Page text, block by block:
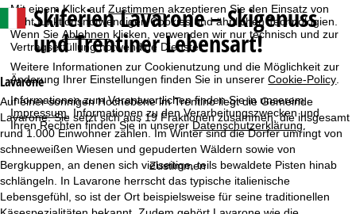
Mit einem Klick aufZustimmen akzeptieren Sie den Einsatz von
nicht funktionsnotwendigen Cookies und ähnlichen Technologien.
Wenn SieAblehnen klicken, verwenden wir nur technisch und zur
Vertragserfüllung notwendige Dienste.
Weitere Informationen zur Cookienutzung und die Möglichkeit zur
Änderung Ihrer Einstellungen finden Sie in unsererCookie-Policy
Informationen zum Verantwortlichen finden Sie in unserem
Impressum . Informationen zu den Verarbeitungszwecken und
Ihren Rechten finden Sie in unsererDatenschutzerklärung.
Zustimmen
t
a
r
t
e
i
SkiferienLavarone – Skigenuss
und Trentiner Lebensart!
Lavarone
Auf einer sonnigen Hochebene im Trentino liegt die Gemeinde
Lavarone. Sie setzt sich aus 19 Fraktionen zusammen, die insgesamt
rund 1.000 Einwohner zählen. Im Winter sind die Dörfer umringt von
schneeweißen Wiesen und gepuderten Wäldern sowie von
Bergkuppen, an denen sich vielseitige, teils bewaldete Pisten hinab
schlängeln. In Lavarone herrscht das typische italienische
Lebensgefühl, so ist der Ort beispielsweise für seine traditionellen